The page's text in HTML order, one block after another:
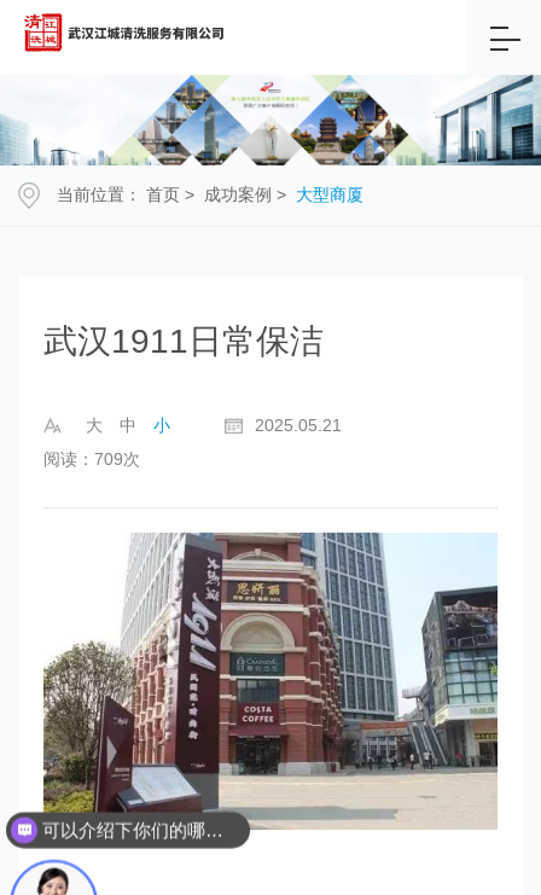
当前位置： 首页 > 成功案例 > 大型商厦
武汉1911日常保洁
大 中 小
2025.05.21
阅读：709次
可以介绍下你们的哪些服务吗？